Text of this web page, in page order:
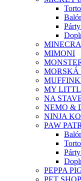
MIMONI
MY
NA
NEMO &
NINJA
PAW
PEPPA